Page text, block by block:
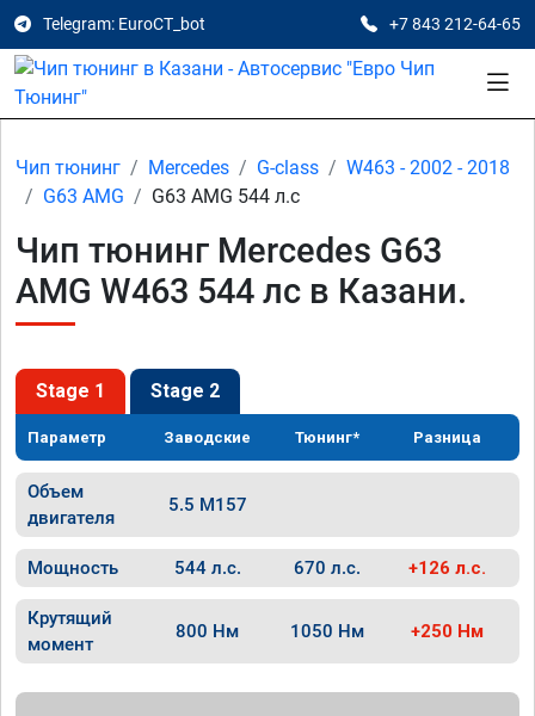
Telegram: EuroCT_bot +7 843 212-64-65
Чип тюнинг Mercedes G-class
W463 - 2002 - 2018
G63 AMG
G63 AMG 544 л.с
Чип тюнинг Mercedes G63
AMG W463 544 лс в Казани.
Stage 1 Stage 2
Параметр Заводские Тюнинг* Разница
Объем
двигателя
5.5 M157
Мощность 544 л.с. 670 л.с. +126 л.с.
Крутящий
момент
800 Нм 1050 Нм +250 Нм